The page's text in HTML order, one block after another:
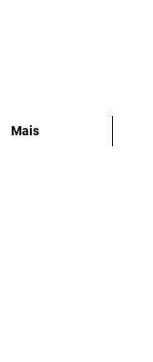
Mais